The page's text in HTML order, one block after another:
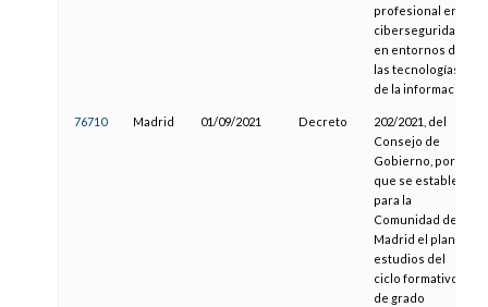
profesional en
ciberseguridad
en entornos de
las tecnologías
de la información
76710 Madrid 01/09/2021 Decreto
202/2021, del
Consejo de
Gobierno, por el
que se establece
para la
Comunidad de
Madrid el plan de
estudios del
ciclo formativo
de grado